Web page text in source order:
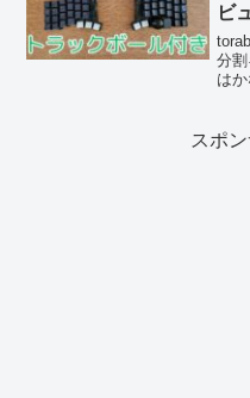
ビ
分
は
スポ